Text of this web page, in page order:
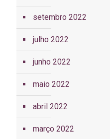
setembro 2022
julho 2022
junho 2022
maio 2022
abril 2022
março 2022